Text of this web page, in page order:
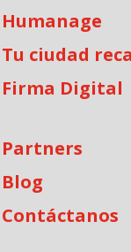
Humanage
Tu ciudad
Firma Digital
Partners
Blog
Contáctanos